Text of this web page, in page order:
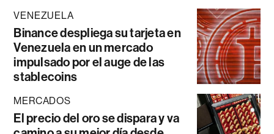
VENEZUELA
Binance despliega su tarjeta en
Venezuela en un mercado
impulsado por el auge de las
stablecoins
MERCADOS
El precio del oro se dispara y va